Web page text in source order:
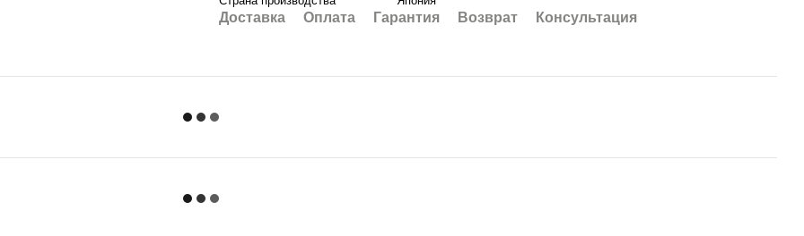
Доставка Оплата Гарантия Возврат Консультация